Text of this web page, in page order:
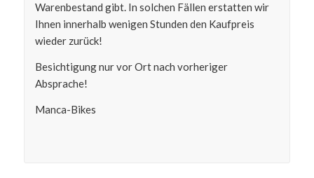
Warenbestand gibt. In solchen Fällen erstatten wir
Ihnen innerhalb wenigen Stunden den Kaufpreis
wieder zurück!
Besichtigung nur vor Ort nach vorheriger
Absprache!
Manca-Bikes